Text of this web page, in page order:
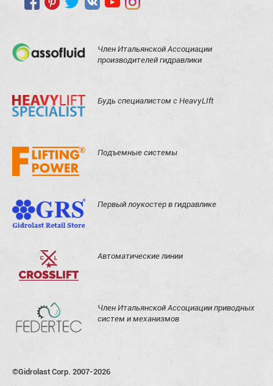
Член Итальянской Ассоциации
производителей гидравлики
Будь специалистом с HeavyLIft
Подъемные системы
Первый лоукостер в гидравлике
Автоматические линии
Член Итальянской Ассоциации приводных
систем и механизмов
©Gidrolast Corp. 2007-2026